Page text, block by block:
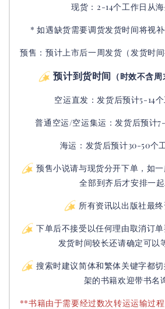
现货：2-14个工作日从
* 如遇缺货需要调货发货时间将视
预售：预计上市后一周发货（发货时
预计到货时间 （时效不含
空运直发：发货后预计5-14
普通空运/空运集运：发货后预计
海运：发货后预计30-50个
预售小说请与现货分开下单，如
全部到齐后才安排一
所有资讯以出版社最
下单后不接受以任何理由取消订
发货时间较长还请确定可以
搜索时建议简体和繁体关键字都
架的书籍欢迎带书名
**书籍由于需要经过数次转运运输过